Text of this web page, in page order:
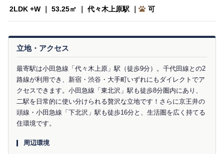
2LDK +W ｜ 53.25㎡ ｜ 代々木上原駅 ｜
可
立地・アクセス
最寄駅は小田急線「代々木上原」駅（徒歩9分）。千代田線との2
路線が利用でき、新宿・渋谷・大手町いずれにもダイレクトでア
クセスできます。小田急線「東北沢」駅も徒歩8分圏内にあり、
二駅を日常的に使い分けられる贅沢な立地です！さらに京王井の
頭線・小田急線「下北沢」駅も徒歩16分と、生活圏を広く持てる
住環境です。
周辺環境